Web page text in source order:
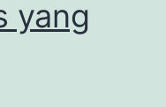
yang